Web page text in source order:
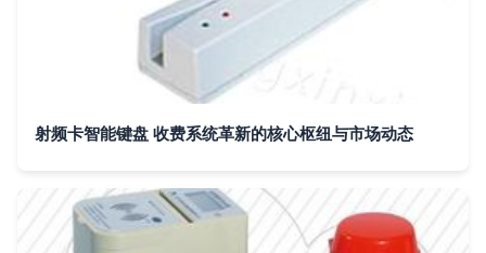
射频卡智能键盘 收费系统革新的核心枢纽与市场动态